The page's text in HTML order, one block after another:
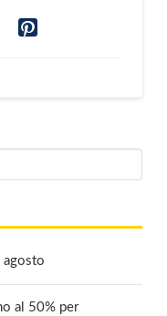
agosto
al 50% per